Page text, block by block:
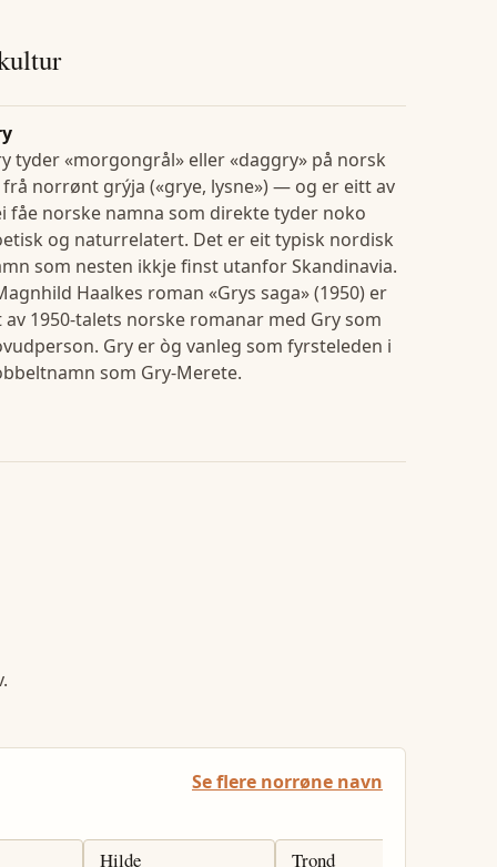
tyder «morgongrål» eller «daggry» på norsk
norrønt grýja («grye, lysne») — og er eitt av
fåe norske namna som direkte tyder noko
og naturrelatert. Det er eit typisk nordisk
som nesten ikkje finst utanfor Skandinavia.
Haalkes roman «Grys saga» (1950) er
av 1950-talets norske romanar med Gry som
Gry er òg vanleg som fyrsteleden i
som Gry-Merete.
Se flere norrøne navn
Hilde Trond